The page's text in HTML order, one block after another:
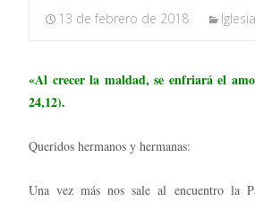
13 de febrero de 2018 Iglesia
«Al crecer la maldad, se enfriará el
24,12).
Queridos hermanos y hermanas:
Una vez más nos sale al encuentro la